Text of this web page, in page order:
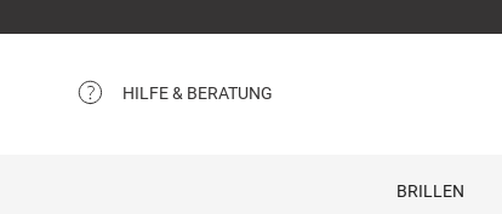
HILFE & BERATUNG
BRILLEN